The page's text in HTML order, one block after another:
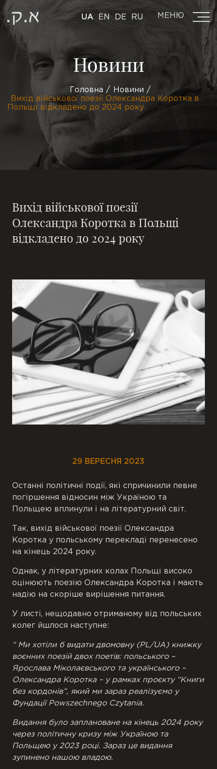
UA EN DE RU МЕНЮ
Новини
Головна
Новини
Вихід військової поезії Олександра Коротка в
Польщі відкладено до 2024 року
Вихід військової поезії
Олександра Коротка в Польщі
відкладено до 2024 року
29 ВЕРЕСНЯ 2023
Останні політичні події, які спричинили певне
погіршення відносин між Україною та
Польщею вплинули і на літературний світ.
Так, вихід військової поезії Олександра
Коротка у польському перекладі перенесено
на кінець 2024 року.
Однак, у літературних колах Польщі високо
оцінюють поезію Олександра Коротка і мають
надію на скоріше вирішення питання.
У листі, нещодавно отриманому від польських
колег йшлося наступне:
“ Ми хотіли б видати двомовну (PL/UA) книжку
воєнних поезій двох поетів: польського –
Ярослава Міколаєвського та українського –
Олександра Коротка – у рамках проєкту “Книги
без кордонів”, який ми зараз реалізуємо у
Фундації Powszechnego Czytania.
Видання було заплановане на кінець 2024 року
через політичну кризу між Україною та
Польщею у 2023 році. Зараз це видання
зупинено нашою владою.